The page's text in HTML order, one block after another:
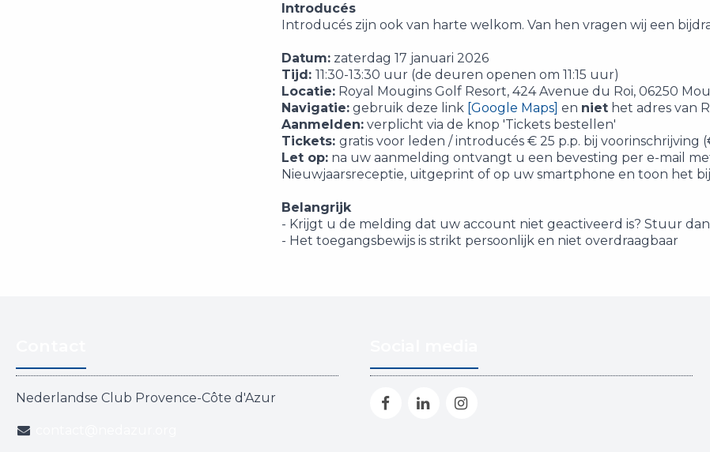
Introducés
Introducés zijn ook van harte welkom. Van hen vragen wij een
Datum: zaterdag 17 januari 2026
Tijd: 11:30-13:30 uur (de deuren openen om 11:15 uur)
Locatie: Royal Mougins Golf Resort, 424 Avenue du Roi, 06250
Navigatie: gebruik deze link [Google Maps] en niet het adres van
Aanmelden: verplicht via de knop 'Tickets bestellen'
Tickets: gratis voor leden / introducés € 25 p.p. bij voorinschrijving
Let op: na uw aanmelding ontvangt u een bevesting per e-mail
Nieuwjaarsreceptie, uitgeprint of op uw smartphone en toon het
Belangrijk
- Krijgt u de melding dat uw account niet geactiveerd is? Stuur
- Het toegangsbewijs is strikt persoonlijk en niet overdraagbaar
Nederlandse Club Provence-Côte d'Azur